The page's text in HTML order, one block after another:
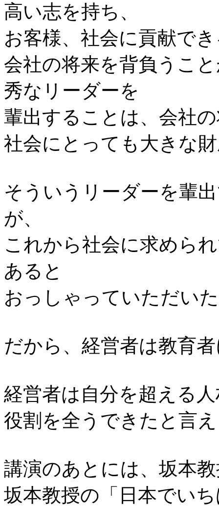
高い志を持ち、
お客様、社会に貢献で
会社の将来を背負うこ
秀なリーダーを
輩出することは、会社
社会にとっても大きな
そういうリーダーを輩
が、
これから社会に求めら
あると
おっしゃっていただい
だから、経営者は教育
経営者は自分を超える
役割を全うできたと言
講演のあとには、坂本
坂本教授の「日本でい